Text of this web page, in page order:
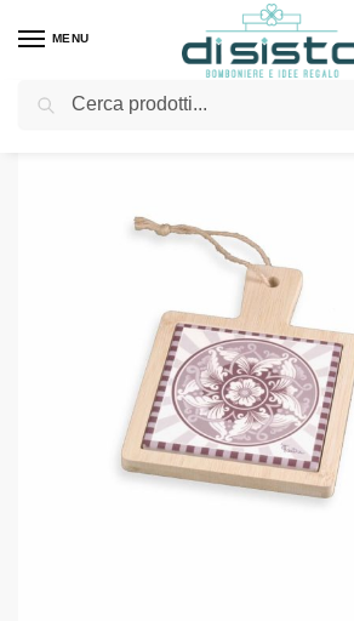
MENU
Home Shop Bomboniere